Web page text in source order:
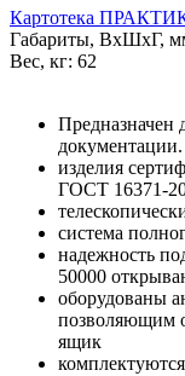
Картотека
Габариты, ВxШxГ,
Вес, кг: 62
Предназначен
документации.
изделия
ГОСТ 16371-
система
надежность
50000
оборудованы
позволяющим
ящик